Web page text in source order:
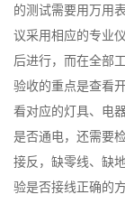
的测试需要用万用
议采用相应的专业
后进行，而在全部
验收的重点是查看
看对应的灯具、电
是否通电，还需要
接反，缺零线、缺
验是否接线正确的